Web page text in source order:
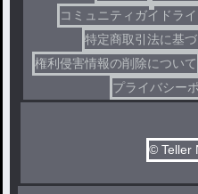
コミュニティガイドラ
特定商取引法に基
権利侵害情報の削除について
プライバシー
© Teller